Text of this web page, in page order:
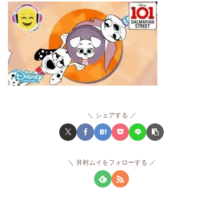
シェアする
井村ムイをフォローする